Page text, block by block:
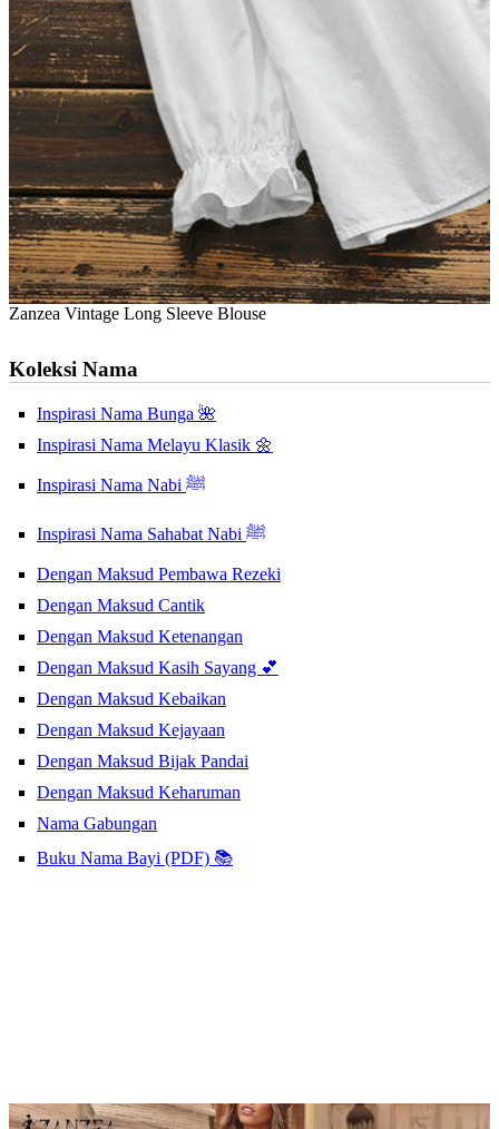
Zanzea Vintage Long Sleeve Blouse
Koleksi Nama
Inspirasi Nama Bunga 🌺
Inspirasi Nama Melayu Klasik 🌼
Inspirasi Nama Nabi ﷺ
Inspirasi Nama Sahabat Nabi ﷺ
Dengan Maksud Pembawa Rezeki
Dengan Maksud Cantik
Dengan Maksud Ketenangan
Dengan Maksud Kasih Sayang 💕
Dengan Maksud Kebaikan
Dengan Maksud Kejayaan
Dengan Maksud Bijak Pandai
Dengan Maksud Keharuman
Nama Gabungan
Buku Nama Bayi (PDF) 📚